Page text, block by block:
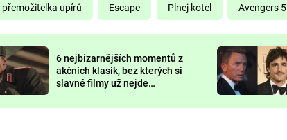
DELIVERANCE
CHUCK
NORRIS
DEADPOOL
přemožitelka upírů Escape Plnej kotel Avengers 5
6 nejbizarnějších momentů z
akčních klasik, bez kterých si
slavné filmy už nejde